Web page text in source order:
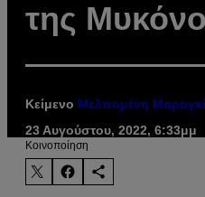
της
Κείμενο Μελπομένη
23 Αυγούστου, 2022, 6:33μμ
Kοινοποίηση